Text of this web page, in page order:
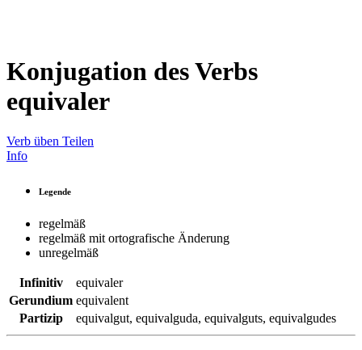
Konjugation des Verbs
equivaler
Verb üben Teilen
Info
Legende
regelmäß
regelmäß mit ortografische Änderung
unregelmäß
Infinitiv
equivaler
Gerundium equivalent
Partizip
equivalgut, equivalguda, equivalguts, equivalgudes